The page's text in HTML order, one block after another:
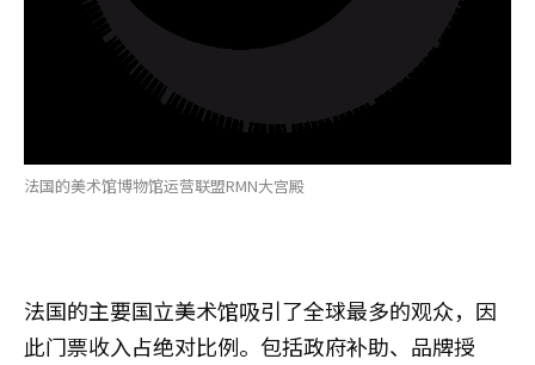
法国的美术馆博物馆运营联盟RMN大宫殿
法国的主要国立美术馆吸引了全球最多的观众，因
此门票收入占绝对比例。包括政府补助、品牌授